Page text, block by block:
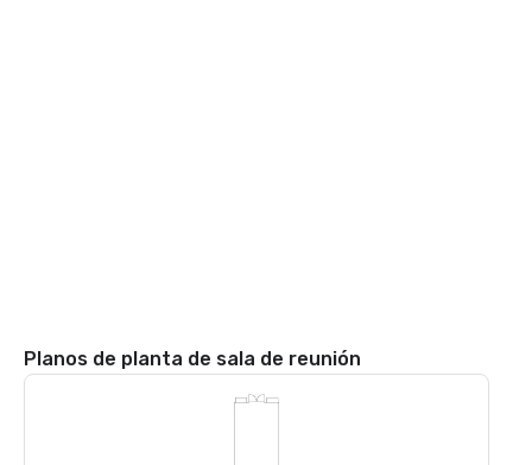
Planos de planta de sala de reunión